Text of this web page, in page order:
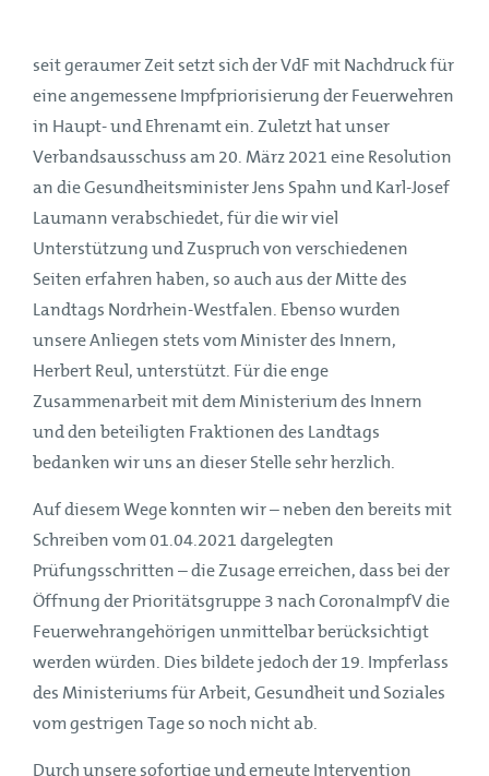
seit geraumer Zeit setzt sich der VdF mit Nachdruck für
eine angemessene Impfpriorisierung der Feuerwehren
in Haupt- und Ehrenamt ein. Zuletzt hat unser
Verbandsausschuss am 20. März 2021 eine Resolution
an die Gesundheitsminister Jens Spahn und Karl-Josef
Laumann verabschiedet, für die wir viel
Unterstützung und Zuspruch von verschiedenen
Seiten erfahren haben, so auch aus der Mitte des
Landtags Nordrhein-Westfalen. Ebenso wurden
unsere Anliegen stets vom Minister des Innern,
Herbert Reul, unterstützt. Für die enge
Zusammenarbeit mit dem Ministerium des Innern
und den beteiligten Fraktionen des Landtags
bedanken wir uns an dieser Stelle sehr herzlich.
Auf diesem Wege konnten wir – neben den bereits mit
Schreiben vom 01.04.2021 dargelegten
Prüfungsschritten – die Zusage erreichen, dass bei der
Öffnung der Prioritätsgruppe 3 nach CoronaImpfV die
Feuerwehrangehörigen unmittelbar berücksichtigt
werden würden. Dies bildete jedoch der 19. Impferlass
des Ministeriums für Arbeit, Gesundheit und Soziales
vom gestrigen Tage so noch nicht ab.
Durch unsere sofortige und erneute Intervention